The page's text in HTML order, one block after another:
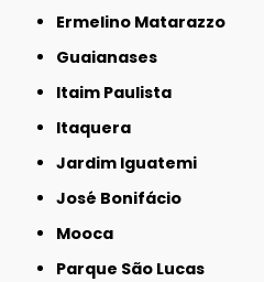
Ermelino Matarazzo
Guaianases
Itaim Paulista
Itaquera
Jardim Iguatemi
José Bonifácio
Mooca
Parque São Lucas